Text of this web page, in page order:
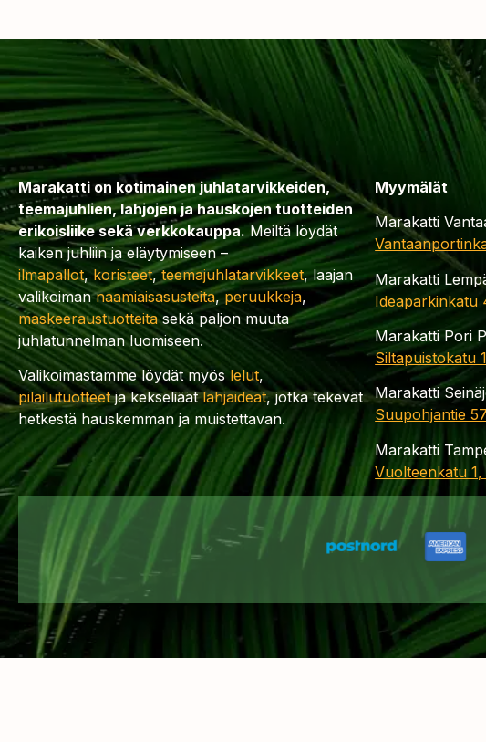
Marakatti on kotimainen juhlatarvikkeiden,
teemajuhlien, lahjojen ja hauskojen tuotteiden
erikoisliike sekä verkkokauppa.Meiltä löydät
kaiken juhliin ja eläytymiseen –
ilmapallot,koristeet,teemajuhlatarvikkeet, laajan
valikoimannaamiaisasusteita,peruukkeja,
maskeeraustuotteitasekä paljon muuta
juhlatunnelman luomiseen.
Valikoimastamme löydät myöslelut,
pilailutuotteetja kekseliäätlahjaideat, jotka tekevät
hetkestä hauskemman ja muistettavan.
Myymälät
Marakatti
Marakatti
Ideaparkinkatu
Marakatti Pori
Siltapuistokatu
Marakatti
Suupohjantie
Marakatti
Vuolteenkatu